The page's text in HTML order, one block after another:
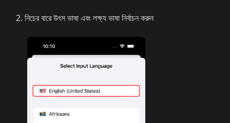
নিচের বারে উৎস ভাষা এবং লক্ষ্য ভাষা নির্বাচন করুন